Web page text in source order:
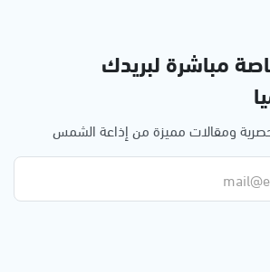
مباشرة لبريدك
حصرية ومقالات مميزة من إذاعة الشمس